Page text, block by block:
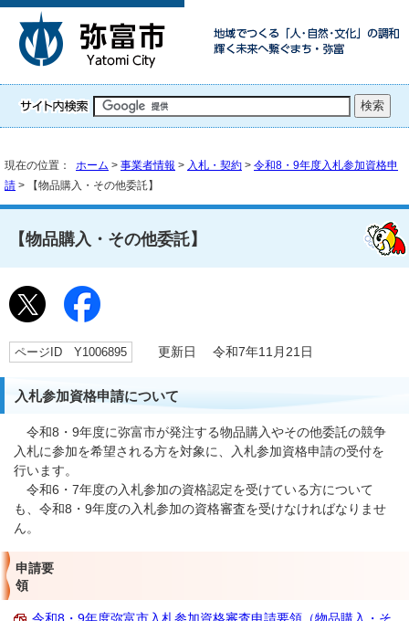
現在の位置： ホーム > 事業者情報 > 入札・契約 > 令和8・9年度入札参加資格申
請 > 【物品購入・その他委託】
【物品購入・その他委託】
ページID Y1006895 更新日 令和7年11月21日
入札参加資格申請について
令和8・9年度に弥富市が発注する物品購入やその他委託の競争
入札に参加を希望される方を対象に、入札参加資格申請の受付を
行います。
令和6・7年度の入札参加の資格認定を受けている方について
も、令和8・9年度の入札参加の資格審査を受けなければなりませ
ん。
申請要